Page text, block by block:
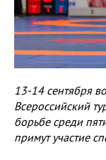
13-14 сентября
Всероссийский
борьбе среди
примут участие